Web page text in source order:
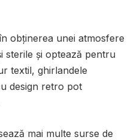
obținerea unei atmosfere
sterile și optează pentru
textil, ghirlandele
design retro pot
mai multe surse de